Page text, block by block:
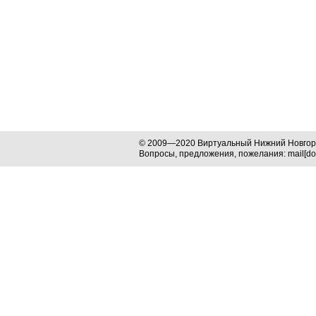
© 2009—2020 Виртуальный Нижний
Вопросы, предложения, пожелания: